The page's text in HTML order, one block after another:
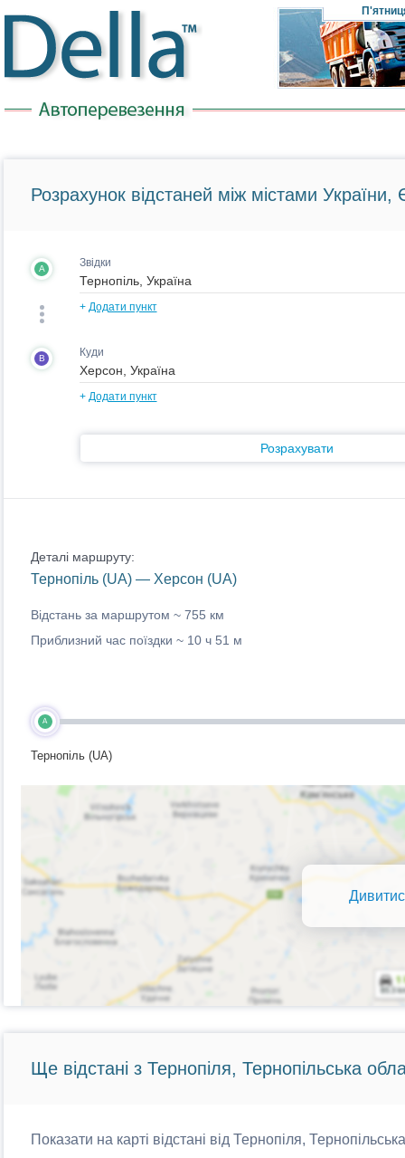
Розрахунок відстаней між містами України,
A Звідки
+ Додати пункт
B Куди
+ Додати пункт
Розрахувати
Деталі маршруту:
Тернопіль (UA) — Херсон (UA)
Відстань за маршрутом ~ 755 км
Приблизний час поїздки ~ 10 ч 51 м
A
Тернопіль (UA)
Ще відстані з Тернопіля, Тернопільська
Показати на карті відстані від Тернопіля,